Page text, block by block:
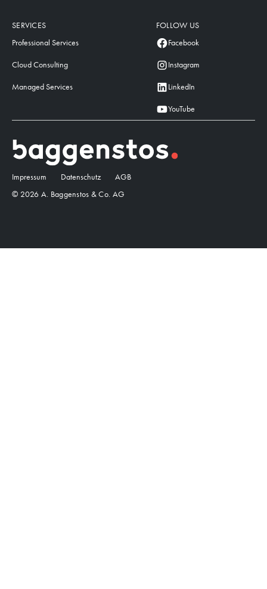
SERVICES
Professional Services
Cloud Consulting
Managed Services
FOLLOW US
Facebook
Instagram
LinkedIn
YouTube
Impressum Datenschutz
AGB
© 2026 A. Baggenstos & Co. AG